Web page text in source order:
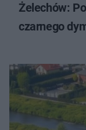
Żelechów:
czarnego